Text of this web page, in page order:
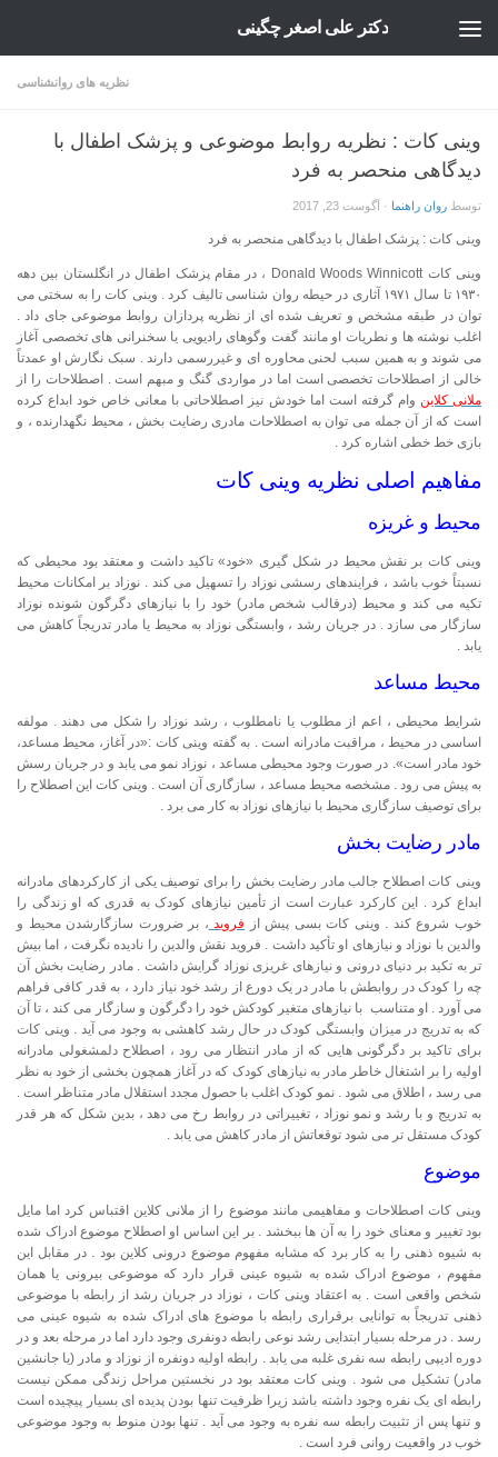
دکتر علی اصغر چگینی
نظریه های روانشناسی
وینی کات : نظریه روابط موضوعی و پزشک اطفال با
دیدگاهی منحصر به فرد
توسط روان راهنما · آگوست 23, 2017
وینی کات : پزشک اطفال با دیدگاهی منحصر به فرد
وینی کات Donald Woods Winnicott ، در مقام پزشک اطفال در انگلستان بین دهه
۱۹۳۰ تا سال ۱۹۷۱ آثاری در حیطه روان شناسی تالیف کرد . وینی کات را به سختی می
توان در طبقه مشخص و تعریف شده ای از نظریه پردازان روابط موضوعی جای داد .
اغلب نوشته ها و نطریات او مانند گفت وگوهای رادیویی یا سخنرانی های تخصصی آغاز
می شوند و به همین سبب لحنی محاوره ای و غیررسمی دارند . سبک نگارش او عمدتاً
خالی از اصطلاحات تخصصی است اما در مواردی گنگ و مبهم است . اصطلاحات را از
ملانی کلاین وام گرفته است اما خودش نیز اصطلاحاتی با معانی خاص خود ابداع کرده
است که از آن جمله می توان به اصطلاحات مادری رضایت بخش ، محیط نگهدارنده ، و
بازی خط خطی اشاره کرد .
مفاهیم اصلی نظریه وینی کات
محیط و غریزه
وینی کات بر نقش محیط در شکل گیری «خود» تاکید داشت و معتقد بود محیطی که
نسبتاً خوب باشد ، فرایندهای رسشی نوزاد را تسهیل می کند . نوزاد بر امکانات محیط
تکیه می کند و محیط (درقالب شخص مادر) خود را با نیازهای دگرگون شونده نوزاد
سازگار می سازد . در جریان رشد ، وابستگی نوزاد به محیط یا مادر تدریجاً کاهش می
یابد .
محیط مساعد
شرایط محیطی ، اعم از مطلوب یا نامطلوب ، رشد نوزاد را شکل می دهند . مولفه
اساسی در محیط ، مراقبت مادرانه است . به گفته وینی کات :«در آغاز، محیط مساعد،
خود مادر است». در صورت وجود محیطی مساعد ، نوزاد نمو می یابد و در جریان رسش
به پیش می رود . مشخصه محیط مساعد ، سازگاری آن است . وینی کات این اصطلاح را
برای توصیف سازگاری محیط با نیازهای نوزاد به کار می برد .
مادر رضایت بخش
وینی کات اصطلاح جالب مادر رضایت بخش را برای توصیف یکی از کارکردهای مادرانه
ابداع کرد . این کارکرد عبارت است از تأمین نیازهای کودک به قدری که او زندگی را
خوب شروع کند . وینی کات بسی پیش از فروید ، بر ضرورت سازگارشدن محیط و
والدین با نوزاد و نیازهای او تأکید داشت . فروید نقش والدین را نادیده نگرفت ، اما بیش
تر به تکید بر دنیای درونی و نیازهای غریزی نوزاد گرایش داشت . مادر رضایت بخش آن
چه را کودک در روابطش با مادر در یک دورع از رشد خود نیاز دارد ، به قدر کافی فراهم
می آورد . او متناسب با نیازهای متغیر کودکش خود را دگرگون و سازگار می کند ، تا آن
که به تدریج در میزان وابستگی کودک در حال رشد کاهشی به وجود می آید . وینی کات
برای تاکید بر دگرگونی هایی که از مادر انتظار می رود ، اصطلاح دلمشغولی مادرانه
اولیه را بر اشتغال خاطر مادر به نیازهای کودک که در آغاز همچون بخشی از خود به نظر
می رسد ، اطلاق می شود . نمو کودک اغلب با حصول مجدد استقلال مادر متناظر است .
به تدریج و با رشد و نمو نوزاد ، تغییراتی در روابط رخ می دهد ، بدین شکل که هر قدر
کودک مستقل تر می شود توقعاتش از مادر کاهش می یابد .
موضوع
وینی کات اصطلاحات و مفاهیمی مانند موضوع را از ملانی کلاین اقتباس کرد اما مایل
بود تغییر و معنای خود را به آن ها ببخشد . بر این اساس او اصطلاح موضوع ادراک شده
به شیوه ذهنی را به کار برد که مشابه مفهوم موضوع درونی کلاین بود . در مقابل این
مفهوم ، موضوع ادراک شده به شیوه عینی قرار دارد که موضوعی بیرونی یا همان
شخص واقعی است . به اعتقاد وینی کات ، نوزاد در جریان رشد از رابطه با موضوعی
ذهنی تدریجاً به توانایی برقراری رابطه با موضوع های ادراک شده به شیوه عینی می
رسد . در مرحله بسیار ابتدایی رشد نوعی رابطه دونفری وجود دارد اما در مرحله بعد و در
دوره ادیپی رابطه سه نفری غلبه می یابد . رابطه اولیه دونفره از نوزاد و مادر (یا جانشین
مادر) تشکیل می شود . وینی کات معتقد بود در نخستین مراحل زندگی ممکن نیست
رابطه ای یک نفره وجود داشته باشد زیرا ظرفیت تنها بودن پدیده ای بسیار پیچیده است
و تنها پس از تثبیت رابطه سه نفره به وجود می آید . تنها بودن منوط به وجود موضوعی
خوب در واقعیت روانی فرد است .